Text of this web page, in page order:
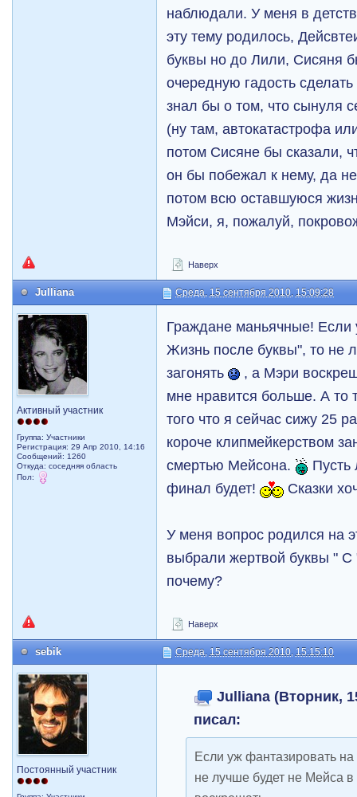
наблюдали. У меня в
эту тему родилось,
буквы но до Лили, Сисяня
очередную гадость
знал бы о том, что сынуля
(ну там, автокатастрофа
потом Сисяне бы сказали,
он бы побежал к нему, да
потом всю оставшуюся
Мэйси, я, пожалуй,
Наверх
Julliana Среда, 15 сентября 2010, 15:09:28
Активный участник
Группа: Участники
Регистрация: 29 Апр 2010, 14:16
Сообщений: 1260
Откуда: соседняя область
Пол:
Граждане маньячные! Если
Жизнь после буквы", то не
загонять
, а Мэри
мне нравится больше. А то
того что я сейчас сижу 25
короче клипмейкерством
смертью Мейсона.
Пусть
финал будет!
Сказки
У меня вопрос родился на
выбрали жертвой буквы "
почему?
Наверх
sebik Среда, 15 сентября 2010, 15:15:10
Постоянный участник
Julliana (Вторник,
писал:
Если уж фантазировать
не лучше будет не Мейса в